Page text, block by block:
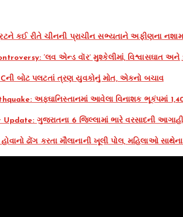
કઈ રીતે ચીનની પ્રાચીન સભ્યતાને અફીણના નશામાં
‘લવ એન્ડ વૉર’ મુશ્કેલીમાં, વિશ્વાસઘાત અને
બોટ પલટતાં ત્રણ યુવકોનું મોત, એકનો બચાવ
અફઘાનિસ્તાનમાં આવેલા વિનાશક ભૂકંપમાં
Update: ગુજરાતના 6 જિલ્લામાં ભારે વરસાદની
હોવાનો ઢોંગ કરતા મૌલાનાની ખૂલી પોલ, મહિલાઓ